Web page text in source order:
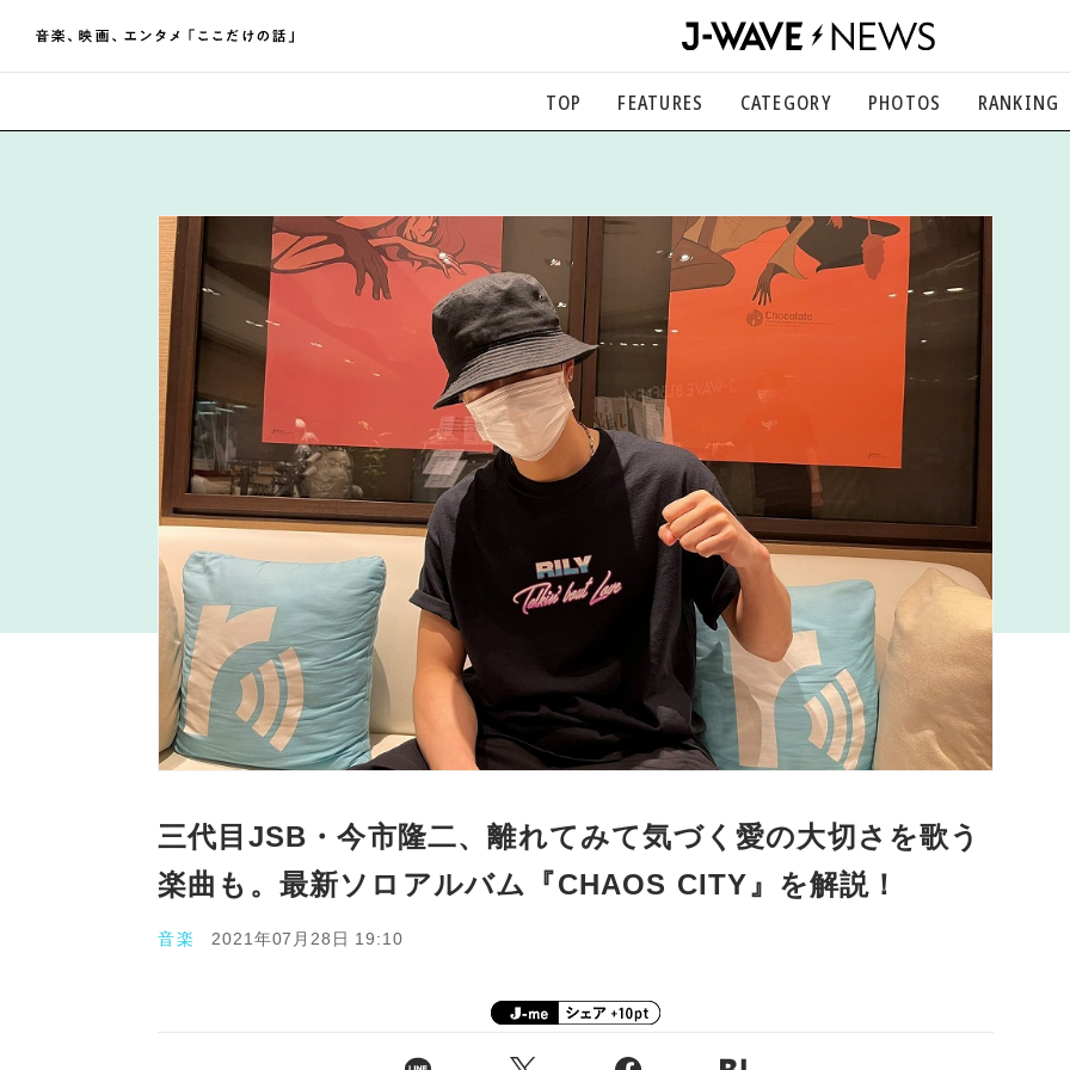
TOP FEATURES CATEGORY
映画、芸能、舞台、スポーツなど
カルチャー
アート、文芸、マンガなど
ライフスタイル
食、健康、美容…暮らし豊かに
国内、海外の気になるトピック
PHOTOS RANKING
三代目JSB・今市隆二、離れてみて気づく愛の大切さを歌う
楽曲も。最新ソロアルバム『CHAOS CITY』を解説！
音楽 2021年07月28日 19:10